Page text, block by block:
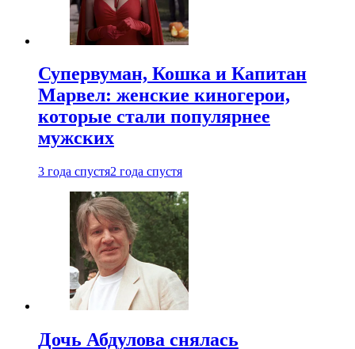
Супервуман, Кошка и Капитан
Марвел: женские киногерои,
которые стали популярнее
мужских
3 года спустя2 года спустя
Дочь Абдулова снялась